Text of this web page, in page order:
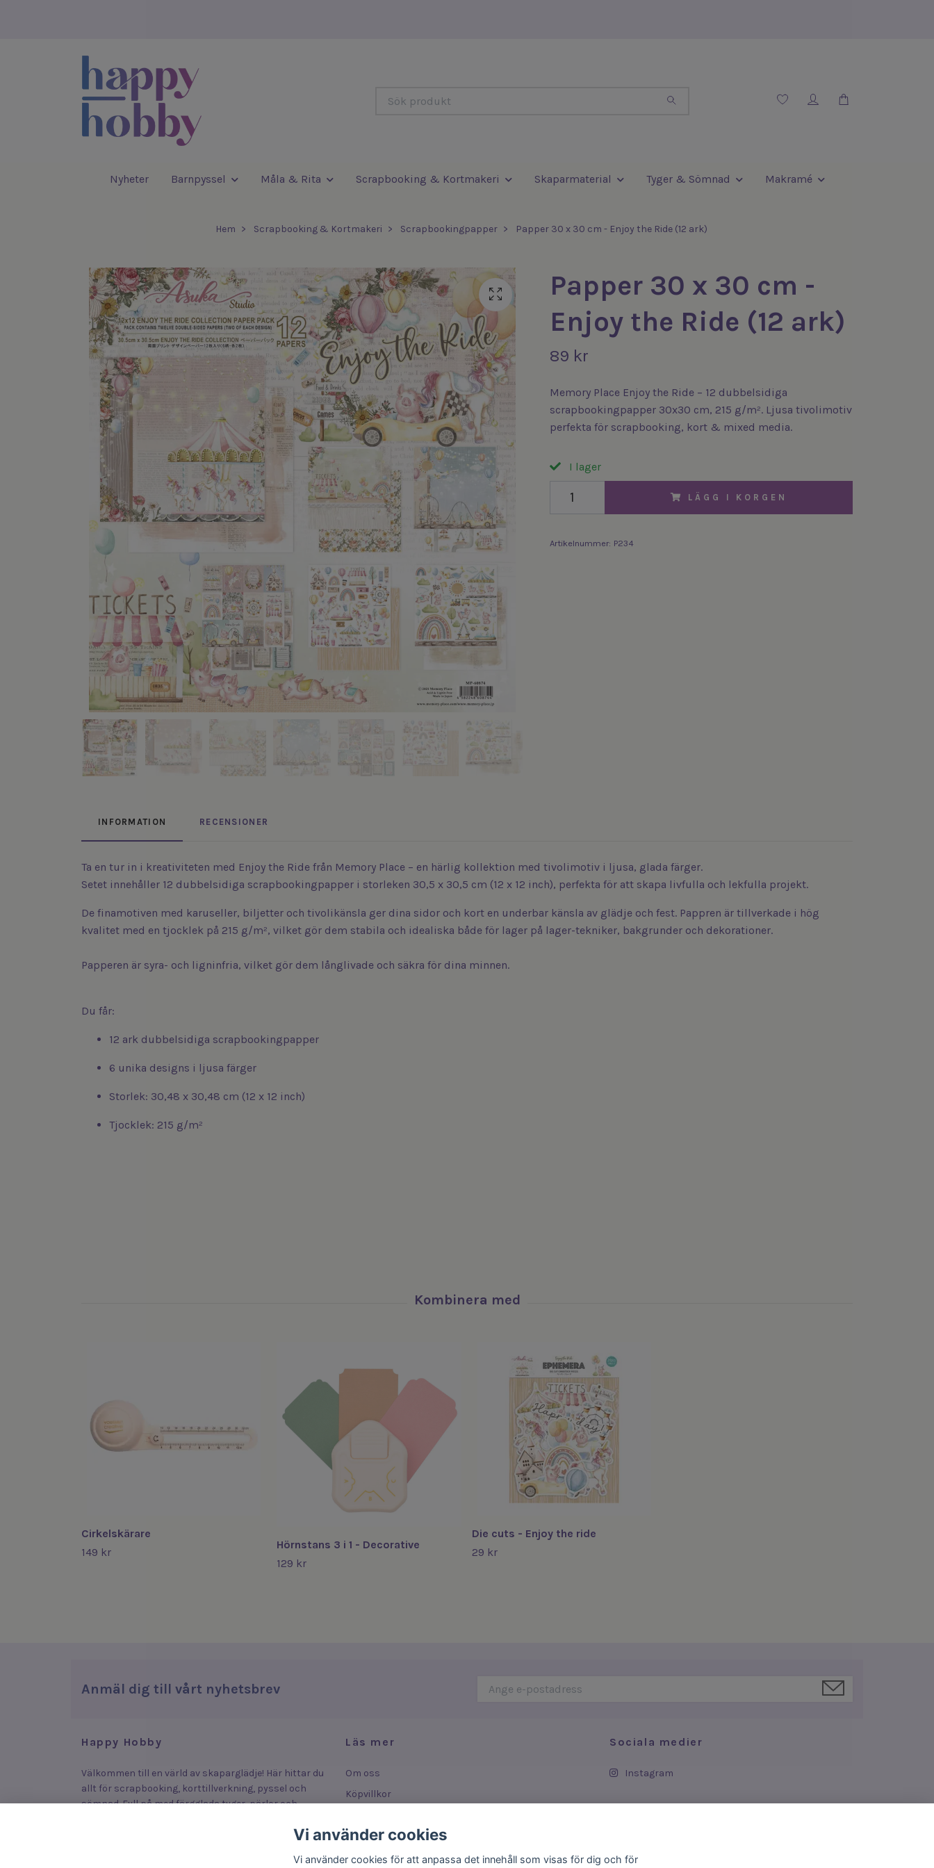
Nyheter Barnpyssel Måla & Rita Scrapbooking & Kortmakeri Skaparmaterial Tyger & Sömnad Makramé
Hem Scrapbooking & Kortmakeri Scrapbookingpapper Papper 30 x 30 cm - Enjoy the Ride (12 ark)
Papper 30 x 30 cm -
Enjoy the Ride (12 ark)
89 kr
Memory Place Enjoy the Ride – 12 dubbelsidiga
scrapbookingpapper 30x30 cm, 215 g/m². Ljusa tivolimotiv
perfekta för scrapbooking, kort & mixed media.
I lager
LÄGG I KORGEN
Artikelnummer: P234
INFORMATION RECENSIONER
Ta en tur in i kreativiteten med Enjoy the Ride från Memory Place – en härlig kollektion med tivolimotiv i ljusa, glada färger.
Setet innehåller 12 dubbelsidiga scrapbookingpapper i storleken 30,5 x 30,5 cm (12 x 12 inch), perfekta för att skapa livfulla och lekfulla projekt.
De finamotiven med karuseller, biljetter och tivolikänsla ger dina sidor och kort en underbar känsla av glädje och fest. Pappren är tillverkade i hög
kvalitet med en tjocklek på 215 g/m², vilket gör dem stabila och idealiska både för lager på lager-tekniker, bakgrunder och dekorationer.
Papperen är syra- och ligninfria, vilket gör dem långlivade och säkra för dina minnen.
Du får:
12 ark dubbelsidiga scrapbookingpapper
6 unika designs i ljusa färger
Storlek: 30,48 x 30,48 cm (12 x 12 inch)
Tjocklek: 215 g/m²
Cirkelskärare
149 kr
Hörnstans 3 i 1 - Decorative
129 kr
Die cuts - Enjoy the ride
29 kr
Anmäl dig till vårt nyhetsbrev
Happy Hobby
Välkommen till en värld av skaparglädje! Här hittar du
allt för scrapbooking, korttillverkning, pyssel och
sömnad. Fyll på med färgglada tyger, pärlor och
eller upptäck roliga och enkla produkter som lockar
Läs mer
Om oss
Köpvillkor
Kontakt
Sociala medier
Instagram
Vi använder cookies
Vi använder cookies för att anpassa det innehåll som visas för dig och för